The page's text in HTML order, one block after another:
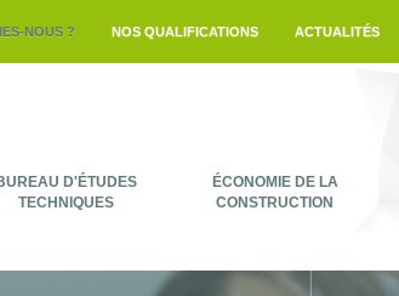
NOUS ? NOS QUALIFICATIONS ACTUALITÉS
D'ÉTUDES
TECHNIQUES
ÉCONOMIE DE LA
CONSTRUCTION